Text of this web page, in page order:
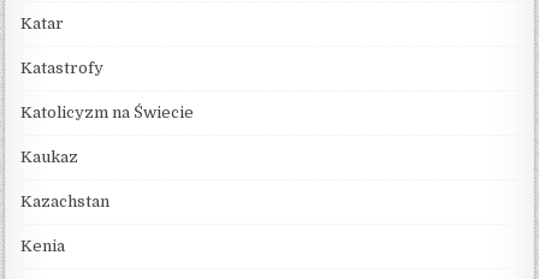
Katar
Katastrofy
Katolicyzm na Świecie
Kaukaz
Kazachstan
Kenia